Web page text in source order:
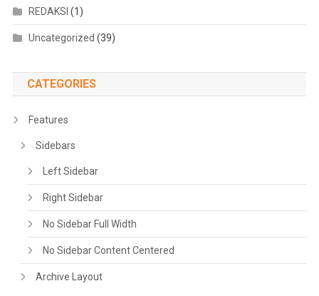
REDAKSI (1)
Uncategorized (39)
CATEGORIES
Features
Sidebars
Left Sidebar
Right Sidebar
No Sidebar Full Width
No Sidebar Content Centered
Archive Layout